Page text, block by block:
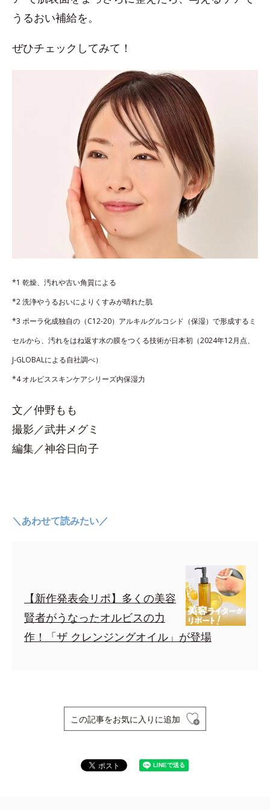
うるおい補給を。
ぜひチェックしてみて！
*1 乾燥、汚れや古い角質による
*2 洗浄やうるおいによりくすみが晴れた肌
*3 ポーラ化成独自の（C12-20）アルキルグルコシド（保湿）で形成するミ
セルから、汚れをはね返す水の膜をつくる技術が日本初（2024年12月点、
J-GLOBALによる自社調べ）
*4 オルビススキンケアシリーズ内保湿力
文／仲野もも
撮影／武井メグミ
編集／神谷日向子
＼あわせて読みたい／
【新作発表会リポ】多くの美容
賢者がうなったオルビスの力
作！「ザ クレンジングオイル」が登場
この記事をお気に入りに追加